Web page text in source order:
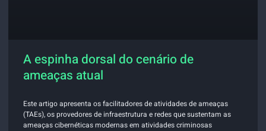
A espinha dorsal do cenário de
ameaças atual
Este artigo apresenta os facilitadores de atividades de ameaças
(TAEs), os provedores de infraestrutura e redes que sustentam as
ameaças cibernéticas modernas em atividades criminosas